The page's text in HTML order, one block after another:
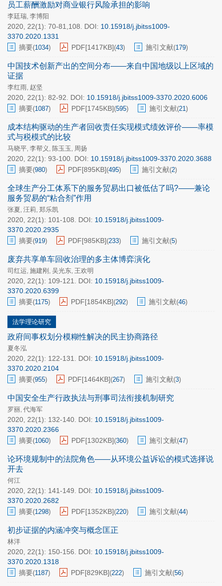
员工薪酬激励对商业银行风险承担的影响
李廷瑞, 李博阳
2020, 22(1): 70-81,108. DOI: 10.15918/j.jbitss1009-
3370.2020.1331
摘要(1034) PDF[1417KB](43) 施引文献(179)
中国技术创新产出的空间分布——来自中国地级以上区域的
证据
李红雨, 赵坚
2020, 22(1): 82-92. DOI: 10.15918/j.jbitss1009-3370.2020.6006
摘要(1087) PDF[1745KB](595) 施引文献(21)
成本结构驱动的生产者回收责任实现模式绩效评价——率模
式与税模式的比较
马晓平, 李帮义 , 陈玉玉, 周扬
2020, 22(1): 93-100. DOI: 10.15918/j.jbitss1009-3370.2020.3688
摘要(980) PDF[895KB](495) 施引文献(2)
全球生产分工体系下的服务贸易出口被低估了吗?——兼论
服务贸易的“粘合剂”作用
张夏, 汪莉, 郑乐凯
2020, 22(1): 101-108. DOI: 10.15918/j.jbitss1009-
3370.2020.2935
摘要(919) PDF[985KB](233) 施引文献(5)
废弃共享单车回收治理的多主体博弈演化
司红运, 施建刚 , 吴光东, 王欢明
2020, 22(1): 109-121. DOI: 10.15918/j.jbitss1009-
3370.2020.6399
摘要(1175) PDF[1854KB](292) 施引文献(46)
法学理论研究
政府间事权划分模糊性解决的民主协商路径
夏冬泓
2020, 22(1): 122-131. DOI: 10.15918/j.jbitss1009-
3370.2020.2104
摘要(955) PDF[1464KB](267) 施引文献(3)
中国安全生产行政执法与刑事司法衔接机制研究
罗丽, 代海军
2020, 22(1): 132-140. DOI: 10.15918/j.jbitss1009-
3370.2020.2366
摘要(1060) PDF[1302KB](360) 施引文献(47)
论环境规制中的法院角色——从环境公益诉讼的模式选择说
开去
何江
2020, 22(1): 141-149. DOI: 10.15918/j.jbitss1009-
3370.2020.2682
摘要(1298) PDF[1352KB](220) 施引文献(44)
初步证据的内涵冲突与概念匡正
林洋
2020, 22(1): 150-156. DOI: 10.15918/j.jbitss1009-
3370.2020.1318
摘要(1187) PDF[829KB](222) 施引文献(56)